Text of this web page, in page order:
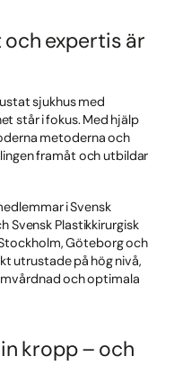
expertis är
sjukhus med
står i fokus. Med hjälp
metoderna och
framåt och utbildar
i Svensk
Svensk Plastikkirurgisk
Göteborg och
utrustade på hög nivå,
och optimala
kropp – och